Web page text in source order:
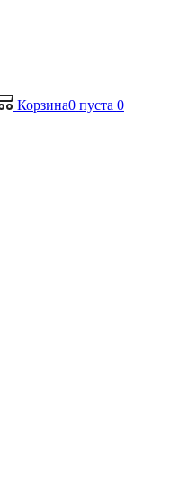
Корзина0 пуста 0